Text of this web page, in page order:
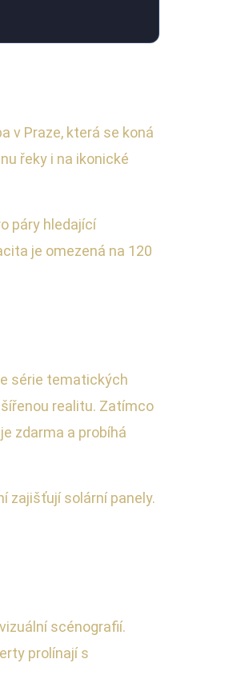
v Praze, která se koná
řeky i na ikonické
páry hledající
je omezená na 120
série tematických
realitu. Zatímco
zdarma a probíhá
zajišťují solární panely.
scénografií.
prolínají s